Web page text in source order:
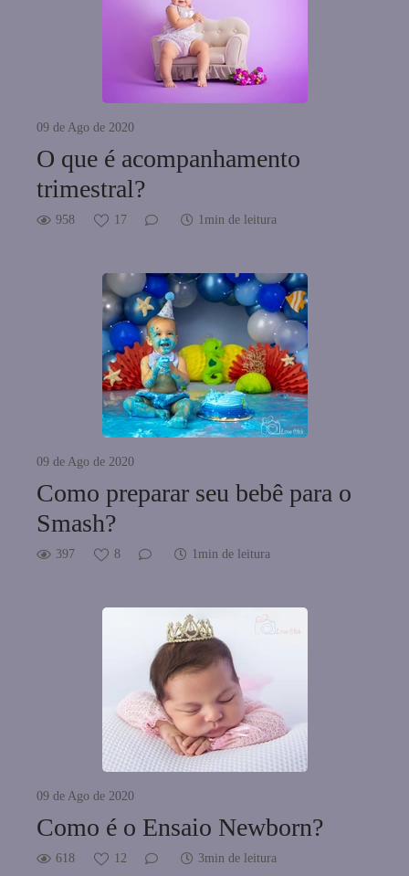
09 de Ago de 2020
O que é acompanhamento
trimestral?
958 17 1min de leitura
09 de Ago de 2020
Como preparar seu bebê para o
Smash?
397 8 1min de leitura
09 de Ago de 2020
Como é o Ensaio Newborn?
618 12 3min de leitura